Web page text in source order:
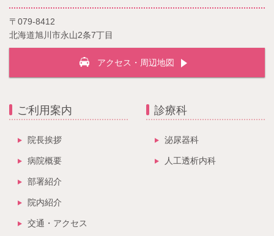
〒079-8412
北海道旭川市永山2条7丁目
アクセス・周辺地図
ご利用案内
院長挨拶
病院概要
部署紹介
院内紹介
交通・アクセス
診療科
泌尿器科
人工透析内科